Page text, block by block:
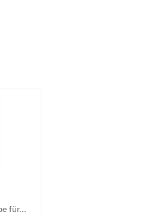
für...